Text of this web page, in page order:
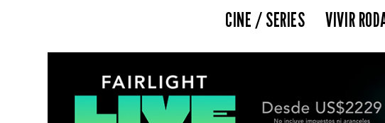
CINE / SERIES VIVIR